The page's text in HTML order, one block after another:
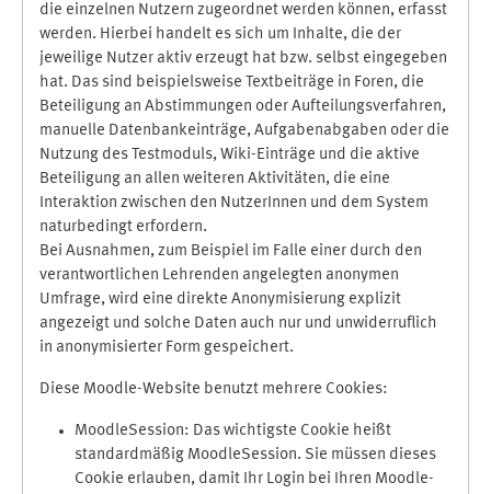
die einzelnen Nutzern zugeordnet werden können, erfasst
werden. Hierbei handelt es sich um Inhalte, die der
jeweilige Nutzer aktiv erzeugt hat bzw. selbst eingegeben
hat. Das sind beispielsweise Textbeiträge in Foren, die
Beteiligung an Abstimmungen oder Aufteilungsverfahren,
manuelle Datenbankeinträge, Aufgabenabgaben oder die
Nutzung des Testmoduls, Wiki-Einträge und die aktive
Beteiligung an allen weiteren Aktivitäten, die eine
Interaktion zwischen den NutzerInnen und dem System
naturbedingt erfordern.
Bei Ausnahmen, zum Beispiel im Falle einer durch den
verantwortlichen Lehrenden angelegten anonymen
Umfrage, wird eine direkte Anonymisierung explizit
angezeigt und solche Daten auch nur und unwiderruflich
in anonymisierter Form gespeichert.
Diese Moodle-Website benutzt mehrere Cookies:
MoodleSession: Das wichtigste Cookie heißt
standardmäßig MoodleSession. Sie müssen dieses
Cookie erlauben, damit Ihr Login bei Ihren Moodle-